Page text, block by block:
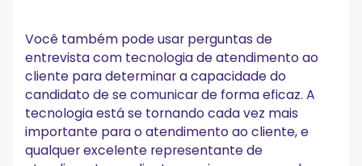
Você também pode usar perguntas de
entrevista com tecnologia de atendimento ao
cliente para determinar a capacidade do
candidato de se comunicar de forma eficaz. A
tecnologia está se tornando cada vez mais
importante para o atendimento ao cliente, e
qualquer excelente representante de